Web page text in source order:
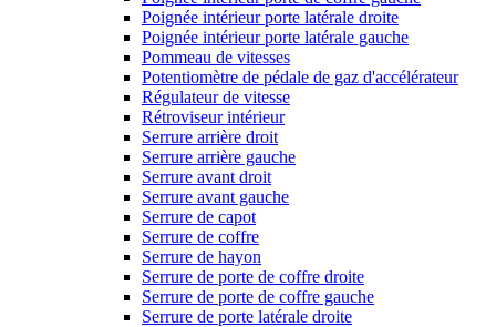
Poignée intérieur porte latérale droite
Poignée intérieur porte latérale gauche
Pommeau de vitesses
Potentiomètre de pédale de gaz d'accélérateur
Régulateur de vitesse
Rétroviseur intérieur
Serrure arrière droit
Serrure arrière gauche
Serrure avant droit
Serrure avant gauche
Serrure de capot
Serrure de coffre
Serrure de hayon
Serrure de porte de coffre droite
Serrure de porte de coffre gauche
Serrure de porte latérale droite